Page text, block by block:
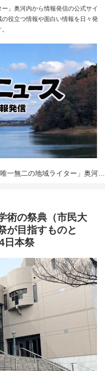
」奥河内から情報発信の公式サイ
役立つ情報や面白い情報を日々発
術の祭典（市民大
が目指すものと
日本祭